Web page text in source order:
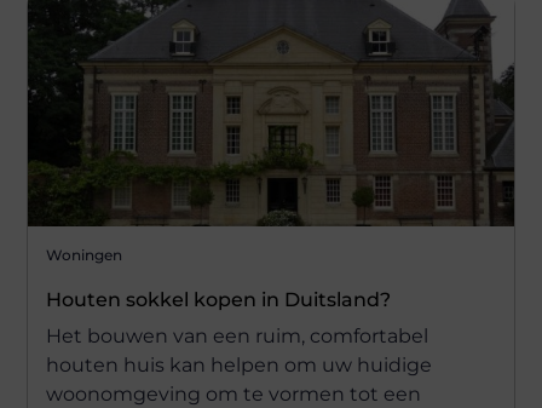
Woningen
Houten sokkel kopen in Duitsland?
Het bouwen van een ruim, comfortabel
houten huis kan helpen om uw huidige
woonomgeving om te vormen tot een